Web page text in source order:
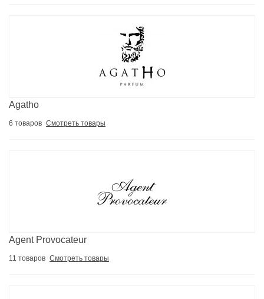
Agatho
6 товаров Смотреть товары
Agent Provocateur
11 товаров Смотреть товары